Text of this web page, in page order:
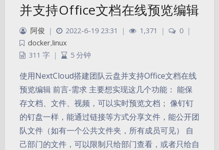
并支持Office文档在线预览编辑
阿俊 | 2022-6-19 23:31 | 1,371 | 0 |
docker,linux
311 字 | 5 分钟
使用NextCloud搭建团队云盘并支持Office文档在线
预览编辑 前言-需求 主要想实现这几个功能： 能保
存文档、文件、视频，可以实时预览文档； 像钉钉
的钉盘一样，能通过链接等方式分享文件，能公开团
队文件（如有一个公共文件夹，所有成员可见） 自
己部门的文件，可以限制只给部门查看，或者只给自